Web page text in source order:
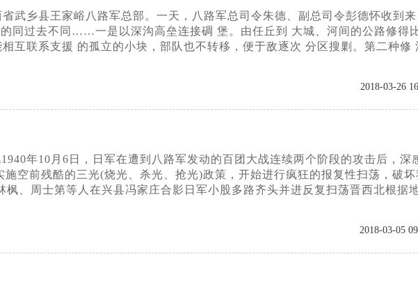
武乡县王家峪八路军总部。一天，八路军总司令朱德、副总司令彭德怀收到
同过去不同……一是以深沟高垒连接碉 堡。由任丘到 大城、河间的公路修得
互联系支援 的孤立的小块，部队也不转移，便于敌逐次 分区搜剿。第二种修
2018-03-26
年10月6日，日军在遭到八路军发动的百团大战连续两个阶段的攻击后，深
空前残酷的三光(烧光、杀光、抢光)政策，开始进行疯狂的报复性扫荡，破
、周士第等人在兴县冯家庄合影日军小股多路齐头并进反复扫荡晋西北根据
2018-03-05